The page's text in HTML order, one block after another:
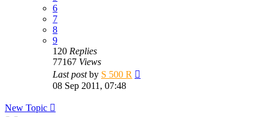
6
7
8
9
120 Replies
77167 Views
Last postby S 500 R
08 Sep 2011, 07:48
New Topic